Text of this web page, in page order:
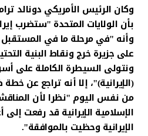
وكان الرئيس الأمريكي دونالد
بأن الولايات المتحدة "ستضرب
وأنه "في مرحلة ما في
على جزيرة خرج ونقاط البنية
ونتولى السيطرة الكاملة على
(الإيرانية)"، إلا أنه تراجع عن
من نفس اليوم "نظرا لأن
الإسلامية الإيرانية قد رفعت
الإيرانية وحظيت بالموافقة".